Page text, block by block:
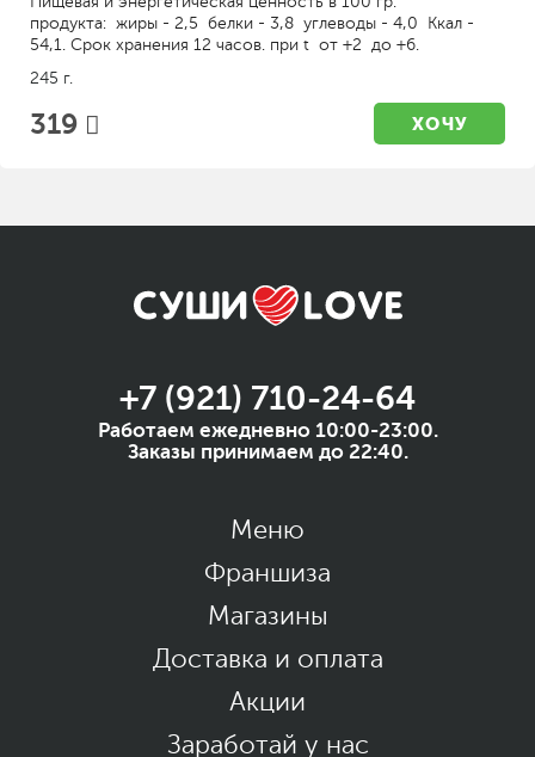
продукта: жиры - 2,5 белки - 3,8 углеводы - 4,0 Ккал -
54,1. Срок хранения 12 часов. при t от +2 до +6.
245 г.
319 ХОЧУ
+7 (921) 710-24-64
Работаем ежедневно 10:00-23:00.
Заказы принимаем до 22:40.
Меню
Франшиза
Магазины
Доставка и оплата
Акции
Заработай у нас